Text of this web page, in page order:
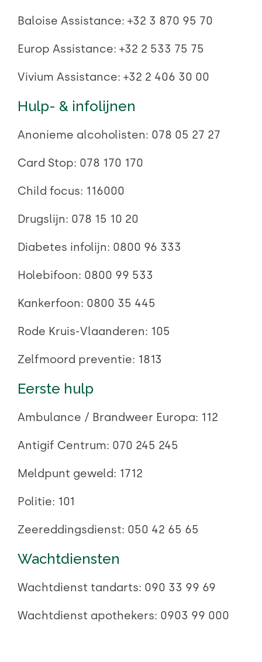
Baloise Assistance: +32 3 870 95 70
Europ Assistance: +32 2 533 75 75
Vivium Assistance: +32 2 406 30 00
Hulp- & infolijnen
Anonieme alcoholisten: 078 05 27 27
Card Stop: 078 170 170
Child focus: 116000
Drugslijn: 078 15 10 20
Diabetes infolijn: 0800 96 333
Holebifoon: 0800 99 533
Kankerfoon: 0800 35 445
Rode Kruis-Vlaanderen: 105
Zelfmoord preventie: 1813
Eerste hulp
Ambulance / Brandweer Europa: 112
Antigif Centrum: 070 245 245
Meldpunt geweld: 1712
Politie: 101
Zeereddingsdienst: 050 42 65 65
Wachtdiensten
Wachtdienst tandarts: 090 33 99 69
Wachtdienst apothekers: 0903 99 000